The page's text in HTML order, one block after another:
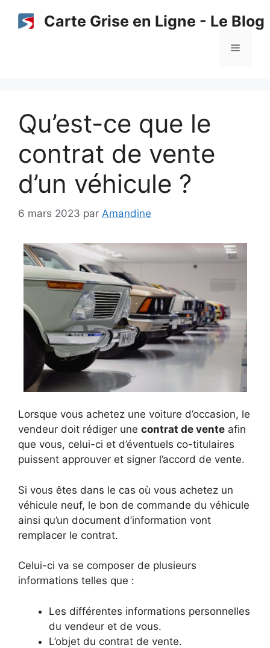
Carte Grise en Ligne - Le Blog
Menu
Qu’est-ce que le
contrat de vente
d’un véhicule ?
6 mars 2023 par Amandine
Lorsque vous achetez une voiture d’occasion, le
vendeur doit rédiger une contrat de vente afin
que vous, celui-ci et d’éventuels co-titulaires
puissent approuver et signer l’accord de vente.
Si vous êtes dans le cas où vous achetez un
véhicule neuf, le bon de commande du véhicule
ainsi qu’un document d’information vont
remplacer le contrat.
Celui-ci va se composer de plusieurs
informations telles que :
Les différentes informations personnelles
du vendeur et de vous.
L’objet du contrat de vente.